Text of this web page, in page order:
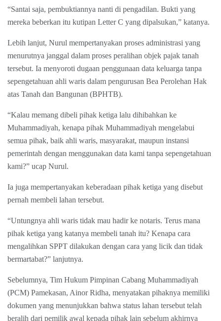
“Santai saja, pembuktiannya nanti di pengadilan. Bukti yang
mereka beberkan itu kutipan Letter C yang dipalsukan,” katanya.
Lebih lanjut, Nurul mempertanyakan proses administrasi yang
menurutnya janggal dalam proses peralihan objek pajak tanah
tersebut. Ia menyoroti dugaan penggunaan data keluarga tanpa
sepengetahuan ahli waris dalam pengurusan Bea Perolehan Hak
atas Tanah dan Bangunan (BPHTB).
“Kalau memang dibeli pihak ketiga lalu dihibahkan ke
Muhammadiyah, kenapa pihak Muhammadiyah mengelabui
semua pihak, baik ahli waris, masyarakat, maupun instansi
pemerintah dengan menggunakan data kami tanpa sepengetahuan
kami?” ucap Nurul.
Ia juga mempertanyakan keberadaan pihak ketiga yang disebut
pernah membeli lahan tersebut.
“Untungnya ahli waris tidak mau hadir ke notaris. Terus mana
pihak ketiga yang katanya membeli tanah itu? Kenapa cara
mengalihkan SPPT dilakukan dengan cara yang licik dan tidak
bermartabat?” lanjutnya.
Sebelumnya, Tim Hukum Pimpinan Cabang Muhammadiyah
(PCM) Pamekasan, Ainor Ridha, menyatakan pihaknya memiliki
dokumen yang menunjukkan bahwa status lahan tersebut telah
beralih dari pemilik awal kepada pihak lain sebelum akhirnya